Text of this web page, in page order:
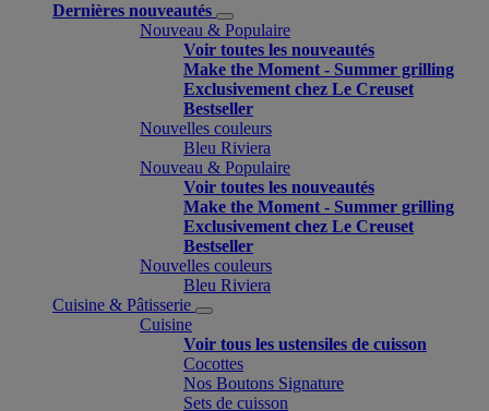
Dernières nouveautés
Nouveau & Populaire
Voir toutes les nouveautés
Make the Moment - Summer grilling
Exclusivement chez Le Creuset
Bestseller
Nouvelles couleurs
Bleu Riviera
Nouveau & Populaire
Voir toutes les nouveautés
Make the Moment - Summer grilling
Exclusivement chez Le Creuset
Bestseller
Nouvelles couleurs
Bleu Riviera
Cuisine & Pâtisserie
Cuisine
Voir tous les ustensiles de cuisson
Cocottes
Nos Boutons Signature
Sets de cuisson